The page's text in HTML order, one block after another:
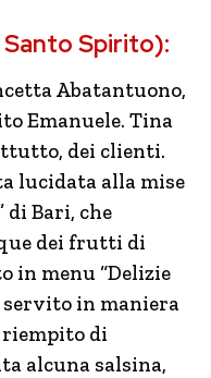
Santo Spirito):
Abatantuono,
Emanuele. Tina
dei clienti.
lucidata alla mise
di Bari, che
dei frutti di
in menu “Delizie
servito in maniera
riempito di
alcuna salsina,